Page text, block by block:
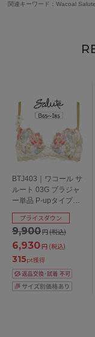
関連キーワード：Wacoal Salute
BTJ403｜ワコール サ
ルート 03G ブラジャ
ー単品 P-upタイプ
BCDEFGHIカップ ア
ンダー
65/70/75/80/85cm
9,900円(税込)
プライスダウン
6,930円 (税込)
315pt獲得